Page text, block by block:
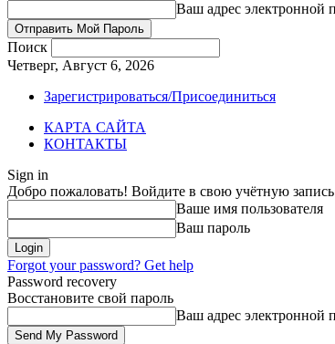
Ваш адрес электронной
Поиск
Четверг, Август 6, 2026
Зарегистрироваться/Присоединиться
КАРТА САЙТА
КОНТАКТЫ
Sign in
Добро пожаловать! Войдите в свою учётную запись
Ваше имя пользователя
Ваш пароль
Forgot your password? Get help
Password recovery
Восстановите свой пароль
Ваш адрес электронной